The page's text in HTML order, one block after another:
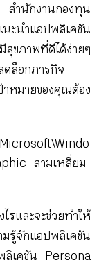
ำนักงานกองทุน
ะนำแอปพลิเคชัน
ขภาพที่ดีได้ง่ายๆ
ล็อกภารกิจ
หมายของคุณต้อง
รและจะช่วยทำให้
มรู้จักแอปพลิเคชัน
เคชัน Persona